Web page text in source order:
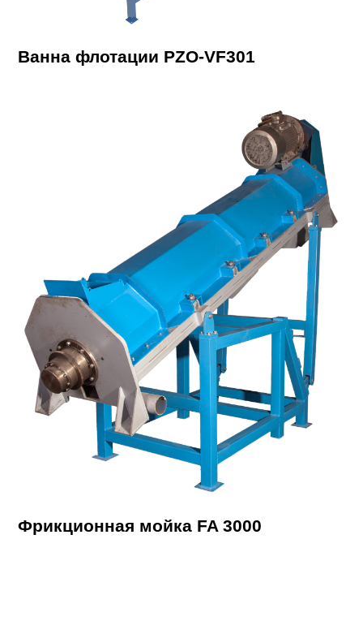
Ванна флотации PZO-VF301
Фрикционная мойка FA 3000